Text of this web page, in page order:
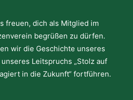
freuen, dich als Mitglied im
begrüßen zu dürfen.
wir die Geschichte unseres
Leitspruchs „Stolz auf
in die Zukunft“ fortführen.